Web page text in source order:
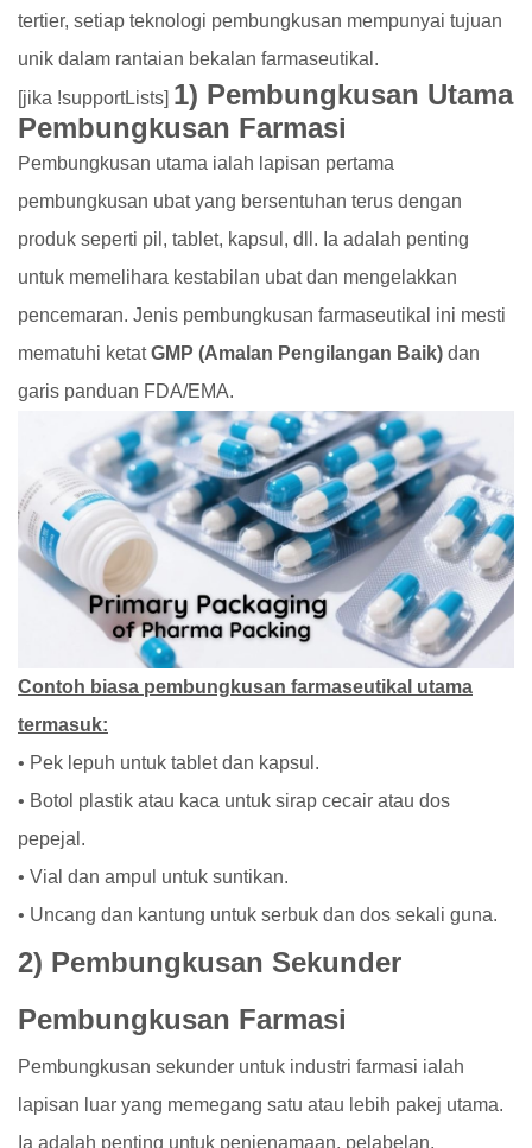
tertier, setiap teknologi pembungkusan mempunyai tujuan
unik dalam rantaian bekalan farmaseutikal.
[jika !supportLists] 1) Pembungkusan Utama
Pembungkusan Farmasi
Pembungkusan utama ialah lapisan pertama
pembungkusan ubat yang bersentuhan terus dengan
produk seperti pil, tablet, kapsul, dll. Ia adalah penting
untuk memelihara kestabilan ubat dan mengelakkan
pencemaran. Jenis pembungkusan farmaseutikal ini mesti
mematuhi ketatGMP (Amalan Pengilangan Baik) dan
garis panduan FDA/EMA.
Contoh biasa pembungkusan farmaseutikal utama
termasuk:
• Pek lepuh untuk tablet dan kapsul.
• Botol plastik atau kaca untuk sirap cecair atau dos
pepejal.
• Vial dan ampul untuk suntikan.
• Uncang dan kantung untuk serbuk dan dos sekali guna.
2) Pembungkusan Sekunder
Pembungkusan Farmasi
Pembungkusan sekunder untuk industri farmasi ialah
lapisan luar yang memegang satu atau lebih pakej utama.
Ia adalah penting untuk penjenamaan, pelabelan,